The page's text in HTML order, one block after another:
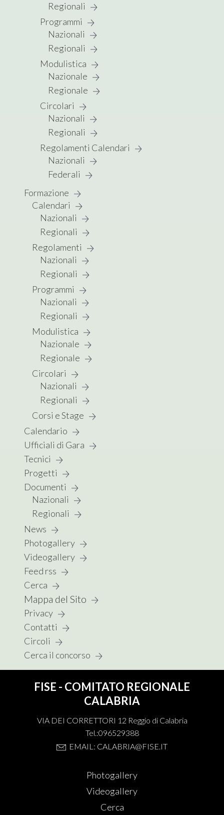
Regionali
Programmi
Nazionali
Regionali
Modulistica
Nazionale
Regionale
Circolari
Nazionali
Regionali
Regolamenti Calendari
Nazionali
Federali
Formazione
Calendari
Nazionali
Regionali
Regolamenti
Nazionali
Regionali
Programmi
Nazionali
Regionali
Modulistica
Nazionale
Regionale
Circolari
Nazionali
Regionali
Corsi e Stage
Calendario
Ufficiali di Gara
Tecnici
Progetti
Documenti
Nazionali
Regionali
News
Photogallery
Videogallery
Feed rss
Cerca
Mappa del Sito
Privacy
Contatti
Circoli
Cerca il concorso
FISE - COMITATO REGIONALE
CALABRIA
VIA DEI CORRETTORI 12 Reggio di Calabria
Tel.:096529388
EMAIL: CALABRIA@FISE.IT
Photogallery
Videogallery
Cerca